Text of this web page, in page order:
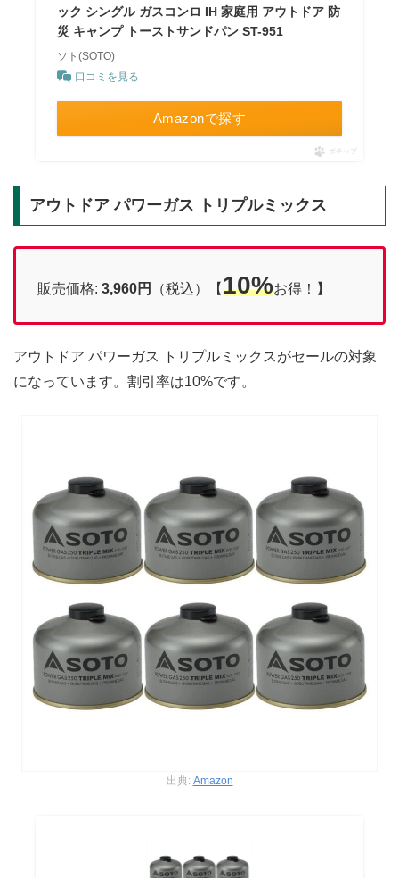
ック シングル ガスコンロ IH 家庭用 アウトドア 防
災 キャンプ トーストサンドパン ST-951
ソト(SOTO)
口コミを見る
Amazonで探す
ポチップ
アウトドア パワーガス トリプルミックス
販売価格: 3,960円 （税込）【10%お得！】
アウトドア パワーガス トリプルミックスがセールの対象
になっています。割引率は10%です。
出典: Amazon